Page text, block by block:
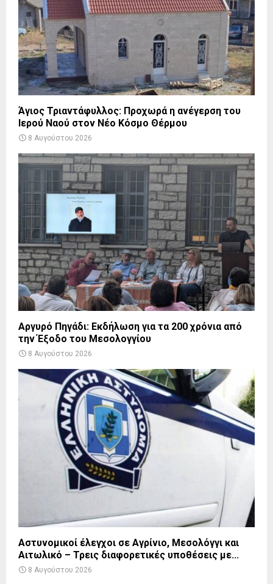
Άγιος Τριαντάφυλλος: Προχωρά η ανέγερση του
Ιερού Ναού στον Νέο Κόσμο Θέρμου
8 Αυγούστου 2026
Αργυρό Πηγάδι: Εκδήλωση για τα 200 χρόνια από
την Έξοδο του Μεσολογγίου
8 Αυγούστου 2026
Αστυνομικοί έλεγχοι σε Αγρίνιο, Μεσολόγγι και
Αιτωλικό – Τρεις διαφορετικές υποθέσεις με...
8 Αυγούστου 2026